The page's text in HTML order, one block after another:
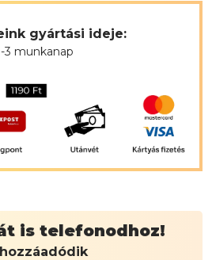
gyártási ideje:
3 munkanap
is telefonodhoz!